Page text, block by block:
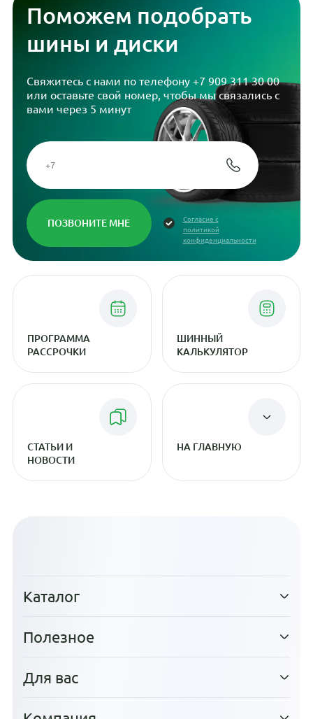
Поможем подобрать
шины и диски
Свяжитесь с нами по телефону +7 909 311 30 00
или оставьте свой номер, чтобы мы связались с
вами через 5 минут
Согласие с
политикой
конфиденциальности
ПРОГРАММА
РАССРОЧКИ
ШИННЫЙ
КАЛЬКУЛЯТОР
СТАТЬИ И
НОВОСТИ
НА ГЛАВНУЮ
Каталог
Полезное
Для вас